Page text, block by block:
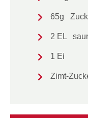
65g
2 EL
1 Ei
Zimt-